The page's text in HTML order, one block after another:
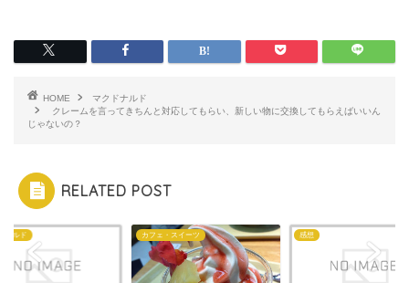
HOME
マクドナルド
クレームを言ってきちんと対応してもらい、新しい物に交換してもらえばいいん
じゃないの？
RELATED POST
ナルド カフェ・スイーツ 感想